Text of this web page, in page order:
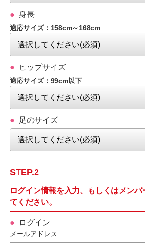
身長
適応サイズ：158cm～168cm
ヒップサイズ
適応サイズ：99cm以下
足のサイズ
STEP.2
ログイン情報を入力、もしくはメンバ
てください。
ログイン
メールアドレス